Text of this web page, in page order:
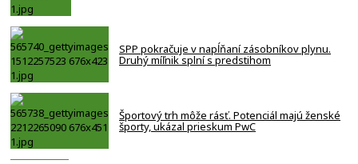
SPP pokračuje v napĺňaní zásobníkov plynu.
Druhý míľnik splní s predstihom
Športový trh môže rásť. Potenciál majú ženské
športy, ukázal prieskum PwC